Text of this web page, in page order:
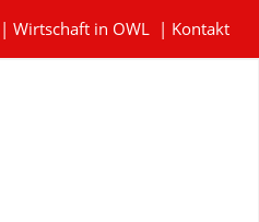
| Wirtschaft in OWL| Kontakt